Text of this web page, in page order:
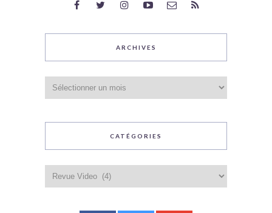
ARCHIVES
CATÉGORIES